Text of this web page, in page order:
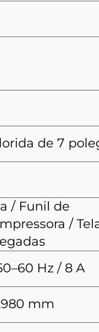
de 7
/ Funil de
/
Hz / 8 A
mm